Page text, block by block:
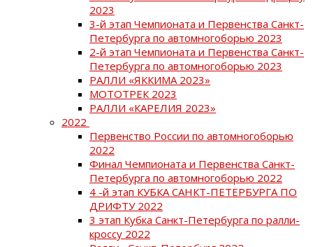
2023
3-й этап Чемпионата и Первенства Санкт-
Петербурга по автомногоборью 2023
2-й этап Чемпионата и Первенства Санкт-
Петербурга по автомногоборью 2023
РАЛЛИ «ЯККИМА 2023»
МОТОТРЕК 2023
РАЛЛИ «КАРЕЛИЯ 2023»
2022
Первенство России по автомногоборью
2022
Финал Чемпионата и Первенства Санкт-
Петербурга по автомногоборью 2022
4 -й этап КУБКА САНКТ-ПЕТЕРБУРГА ПО
ДРИФТУ 2022
3 этап Кубка Санкт-Петербурга по ралли-
кроссу 2022